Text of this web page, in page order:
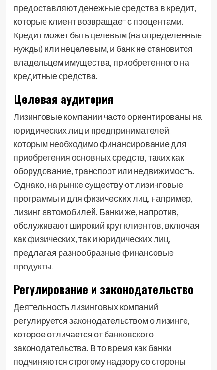
предоставляют денежные средства в кредит,
которые клиент возвращает с процентами.
Кредит может быть целевым (на определенные
нужды) или нецелевым, и банк не становится
владельцем имущества, приобретенного на
кредитные средства.
Целевая аудитория
Лизинговые компании часто ориентированы на
юридических лиц и предпринимателей,
которым необходимо финансирование для
приобретения основных средств, таких как
оборудование, транспорт или недвижимость.
Однако, на рынке существуют лизинговые
программы и для физических лиц, например,
лизинг автомобилей. Банки же, напротив,
обслуживают широкий круг клиентов, включая
как физических, так и юридических лиц,
предлагая разнообразные финансовые
продукты.
Регулирование и законодательство
Деятельность лизинговых компаний
регулируется законодательством о лизинге,
которое отличается от банковского
законодательства. В то время как банки
подчиняются строгому надзору со стороны